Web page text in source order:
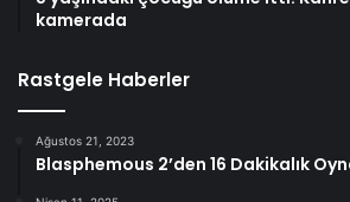
kamerada
Rastgele Haberler
Ağustos 21, 2023
Blasphemous 2’den 16 Dakikalık